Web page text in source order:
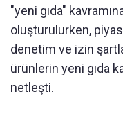
"yeni gıda"
oluşturulurken,
denetim ve izin
ürünlerin yeni gıda
netleşti.